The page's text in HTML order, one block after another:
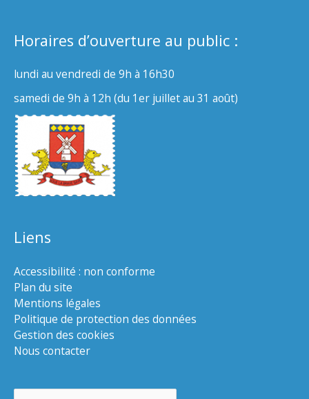
Horaires d’ouverture au public :
lundi au vendredi de 9h à 16h30
samedi de 9h à 12h (du 1er juillet au 31 août)
Liens
Accessibilité : non conforme
Plan du site
Mentions légales
Politique de protection des données
Gestion des cookies
Nous contacter